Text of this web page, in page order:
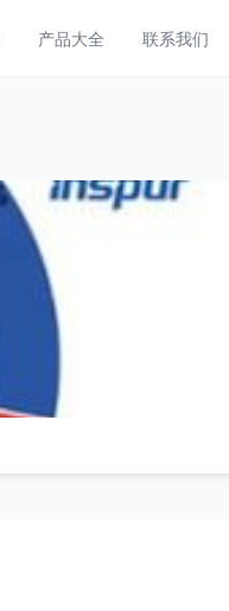
产品大全 联系我们